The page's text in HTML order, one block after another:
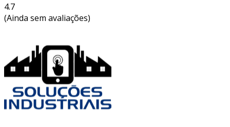
4.7
(Ainda sem avaliações)